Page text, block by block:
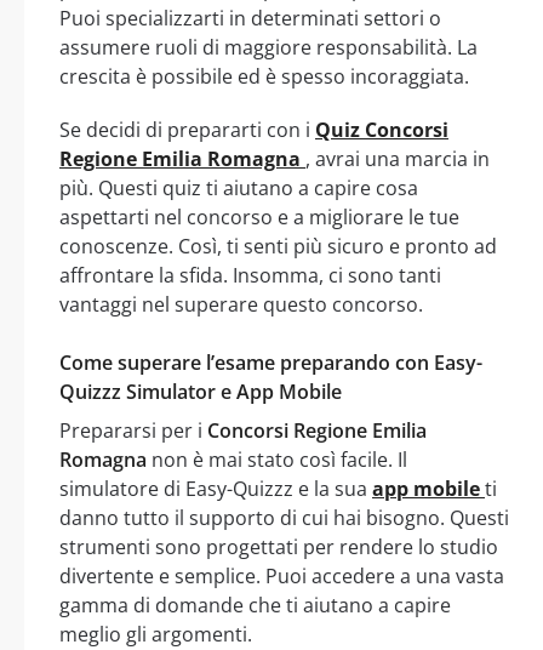
Puoi specializzarti in determinati settori o
assumere ruoli di maggiore responsabilità. La
crescita è possibile ed è spesso incoraggiata.
Se decidi di prepararti con i Quiz Concorsi
Regione Emilia Romagna , avrai una marcia in
più. Questi quiz ti aiutano a capire cosa
aspettarti nel concorso e a migliorare le tue
conoscenze. Così, ti senti più sicuro e pronto ad
affrontare la sfida. Insomma, ci sono tanti
vantaggi nel superare questo concorso.
Come superare l’esame preparando con Easy-
Quizzz Simulator e App Mobile
Prepararsi per i Concorsi Regione Emilia
Romagna non è mai stato così facile. Il
simulatore di Easy-Quizzz e la sua app mobileti
danno tutto il supporto di cui hai bisogno. Questi
strumenti sono progettati per rendere lo studio
divertente e semplice. Puoi accedere a una vasta
gamma di domande che ti aiutano a capire
meglio gli argomenti.